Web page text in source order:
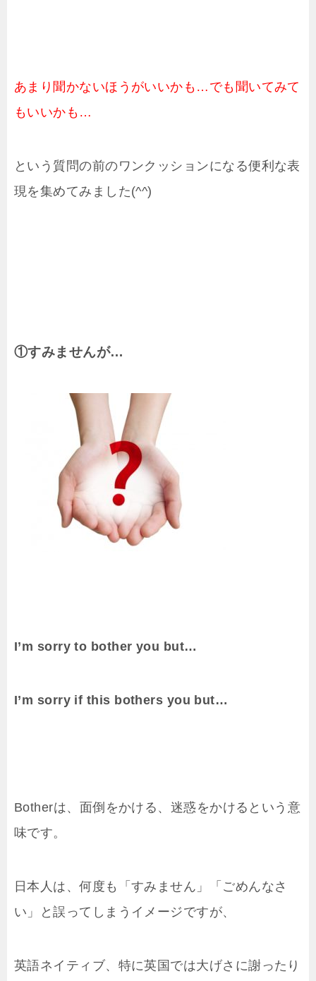
あまり聞かないほうがいいかも…でも聞いてみて
もいいかも…
という質問の前のワンクッションになる便利な表
現を集めてみました(^^)
①すみませんが…
I’m sorry to bother you but…
I’m sorry if this bothers you but…
Botherは、面倒をかける、迷惑をかけるという意
味です。
日本人は、何度も「すみません」「ごめんなさ
い」と誤ってしまうイメージですが、
英語ネイティブ、特に英国では大げさに謝ったり